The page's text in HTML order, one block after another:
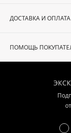
ДОСТАВКА И ОПЛАТА
ПОМОЩЬ